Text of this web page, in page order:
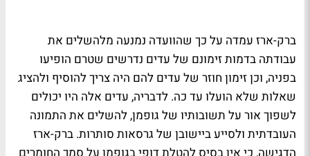
ברק-ארז עמדה על כך שהוועדה נמנעה מלהשלים את
עבודתה בדמות זימונם של עדים נדרשים שטרם הופיעו
בפניה, וכן זימון חוזר של עדים להם היה צריך להוסיף ולהציג
שאלות שלא הועלו עד כה. לדבריה, עדים אלה היו יכולים
לשפוך אור על תשובותיו של גופמן, להשלים את התמונה
העובדתית ולסייע ביישובן של גרסאות סותרות. ברק-ארז